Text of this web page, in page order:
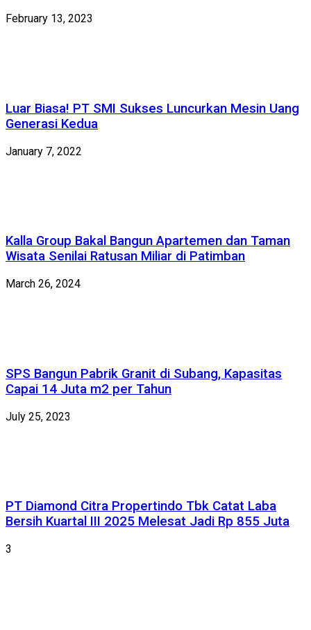
February 13, 2023
Luar Biasa! PT SMI Sukses Luncurkan Mesin Uang
Generasi Kedua
January 7, 2022
Kalla Group Bakal Bangun Apartemen dan Taman
Wisata Senilai Ratusan Miliar di Patimban
March 26, 2024
SPS Bangun Pabrik Granit di Subang, Kapasitas
Capai 14 Juta m2 per Tahun
July 25, 2023
PT Diamond Citra Propertindo Tbk Catat Laba
Bersih Kuartal III 2025 Melesat Jadi Rp 855 Juta
3